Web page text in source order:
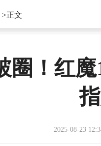
>正文
圈！红
2025-08-23